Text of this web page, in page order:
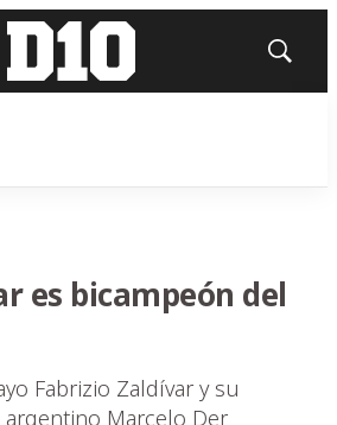
Mostrar
es bicampeón del
Fabrizio Zaldívar y su
argentino Marcelo Der